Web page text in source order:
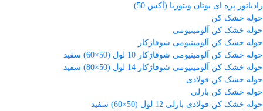
رادیاتور پره ای بوتان ویتوریا (آکس 50)
حوله خشک کن
حوله خشک کن آلومینیومی
حوله خشک کن آلومینیومی شوفاژکار
حوله خشک کن آلومینیومی شوفاژکار 10 لول (50×60) سفید
حوله خشک کن آلومینیومی شوفاژکار 14 لول (50×80) سفید
حوله خشک کن فولادی
حوله خشک کن بارلی
حوله خشک کن فولادی بارلی 12 لول (50×60) سفید